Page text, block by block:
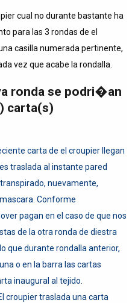
cual no durante bastante ha
para las 3 rondas de el
casilla numerada pertinente,
vez que acabe la rondalla.
ronda se podri�an
carta(s)
carta de el croupier llegan
traslada al instante pared
nuevamente,
Conforme
pagan en el caso de que nos
de la otra ronda de diestra
que durante rondalla anterior,
o en la barra las cartas
inaugural al tejido.
croupier traslada una carta